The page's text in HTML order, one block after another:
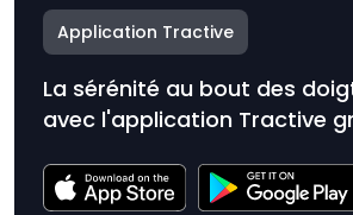
Application Tractive
La sérénité au bout des
avec l'application Tractive